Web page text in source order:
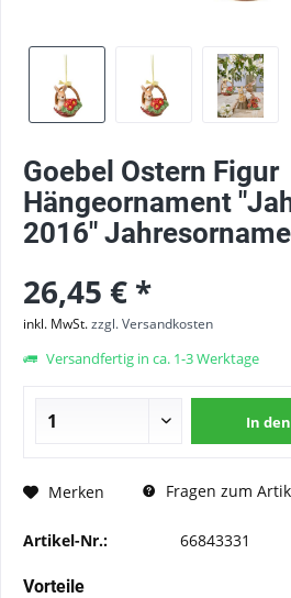
Goebel Ostern Figur
Hängeornament
2016"
26,45 € *
inkl. MwSt.zzgl. Versandkosten
Versandfertig in ca. 1-3 Werktage
In den
Merken Fragen zum
Artikel-Nr.: 66843331
Vorteile